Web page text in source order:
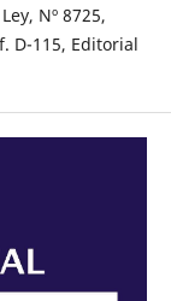
Nº 8725,
D-115, Editorial